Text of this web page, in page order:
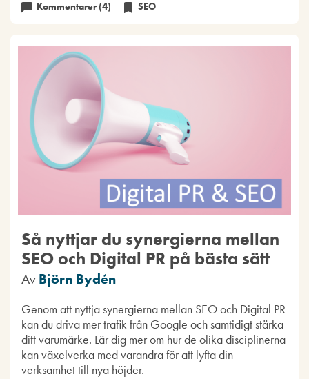
Kommentarer (4)
SEO
Så nyttjar du synergierna mellan
SEO och Digital PR på bästa sätt
Av Björn Bydén
Genom att nyttja synergierna mellan SEO och Digital PR
kan du driva mer trafik från Google och samtidigt stärka
ditt varumärke. Lär dig mer om hur de olika disciplinerna
kan växelverka med varandra för att lyfta din
verksamhet till nya höjder.